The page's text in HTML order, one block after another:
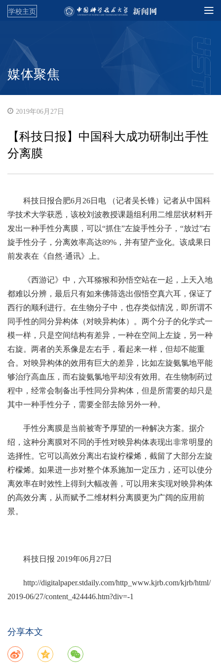
学校主页
媒体聚焦
2019年06月27日
【科技日报】中国科大成功研制出手性
分离膜
科技日报合肥6月26日电 （记者吴长锋）记者从中国科
学技术大学获悉，该校刘波教授课题组利用二维层状材料开
发出一种手性分离膜，可以“抓住”左旋手性分子，“放过”右
旋手性分子，分离效率高达89%，并有望产业化。该成果日
前发表在《自然·通讯》上。
《西游记》中，六耳猕猴和孙悟空站在一起，上天入地
都难以分辨，最后只有如来佛筛选出假悟空真六耳，保证了
西行的顺利进行。在生物分子中，也存类似情况，即所谓不
同手性的同分异构体（对映异构体）。两个分子的化学式一
模一样，只是空间结构有差异，一种在空间上左旋，另一种
右旋。两者的关系像是左右手，看起来一样，但却不能重
合。对映异构体的效用有巨大的差异，比如左旋氨氯地平能
够治疗高血压，而右旋氨氯地平却没有效用。在生物制药过
程中，经常会制备出手性同分异构体，但是所需要的却只是
其中一种手性分子，需要全部去除另外一种。
手性分离膜是当前被寄予厚望的一种解决方案。据介
绍，这种分离膜对不同的手性对映异构体表现出非常明显的
选择性。它可以高效分离出右旋柠檬烯，截留了大部分左旋
柠檬烯。如果进一步对整个体系施加一定压力，还可以使分
离效率在时效性上得到大幅改善，可以用来实现对映异构体
的高效分离，从而赋予二维材料分离膜更为广阔的应用前
景。
科技日报 2019年06月27日
http://digitalpaper.stdaily.com/http_www.kjrb.com/kjrb/html/
2019-06/27/content_424446.htm?div=-1
分享本文